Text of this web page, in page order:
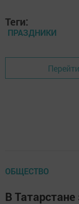
Теги:
ПРАЗДНИКИ
ОБЩЕСТВО
В